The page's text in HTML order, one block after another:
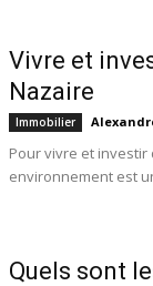
Vivre et
Nazaire
Immobilier
Pour vivre et investir
environnement est
Quels sont